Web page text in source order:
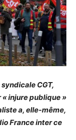
CGT,
« injure publique »
a, elle-même,
France inter ce